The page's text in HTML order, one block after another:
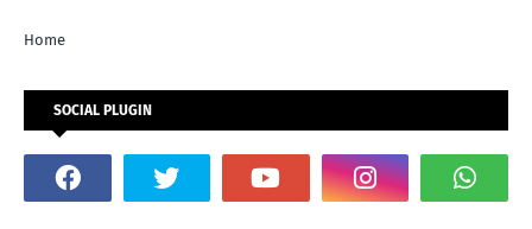
Home
SOCIAL PLUGIN